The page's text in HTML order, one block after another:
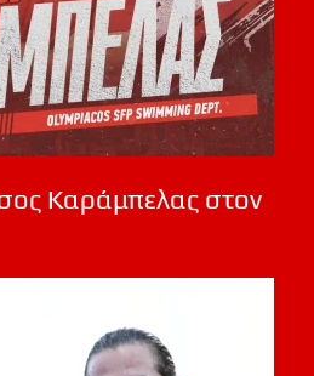
Καράμπελας στον